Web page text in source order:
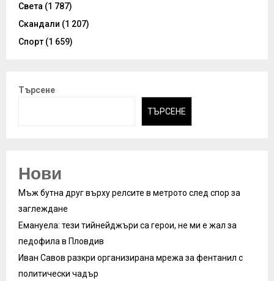
Света (1 787)
Скандали (1 207)
Спорт (1 659)
Търсене
ТЪРСЕНЕ
Нови
Мъж бутна друг върху релсите в метрото след спор за
заглеждане
Емануела: тези тийнейджъри са герои, не ми е жал за
педофила в Пловдив
Иван Савов разкри организирана мрежа за фентанил с
политически чадър